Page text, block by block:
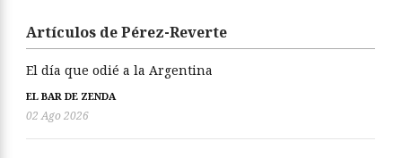
Artículos de Pérez-Reverte
El día que odié a la Argentina
EL BAR DE ZENDA
02 Ago 2026